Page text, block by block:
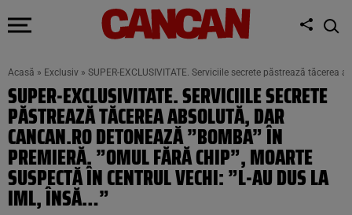
Acasă » Exclusiv » SUPER-EXCLUSIVITATE. Serviciile secrete păstrează
SUPER-EXCLUSIVITATE. SERVICIILE SECRETE
PĂSTREAZĂ TĂCEREA ABSOLUTĂ, DAR
CANCAN.RO DETONEAZĂ ”BOMBA” ÎN
PREMIERĂ. ”OMUL FĂRĂ CHIP”, MOARTE
SUSPECTĂ ÎN CENTRUL VECHI: ”L-AU DUS LA
IML, ÎNSĂ…”